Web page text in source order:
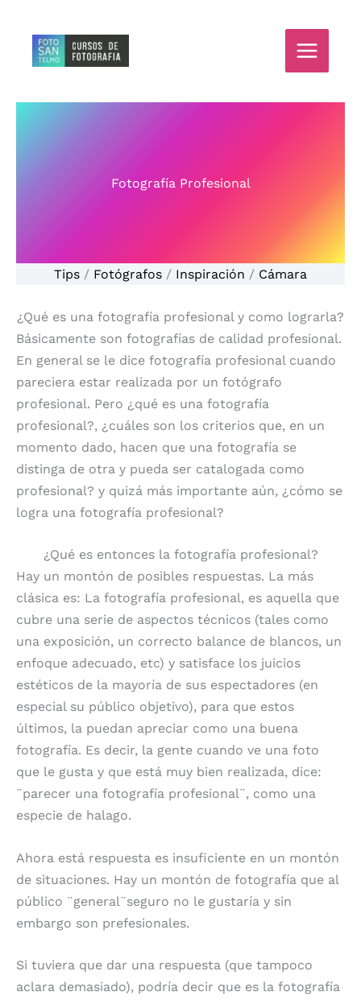
contenido
Fotografía Profesional
Tips / Fotógrafos / Inspiración / Cámara
¿Qué es una fotografía profesional y como lograrla?
Básicamente son fotografías de calidad profesional.
En general se le dice fotografía profesional cuando
pareciera estar realizada por un fotógrafo
profesional. Pero ¿qué es una fotografía
profesional?, ¿cuáles son los criterios que, en un
momento dado, hacen que una fotografía se
distinga de otra y pueda ser catalogada como
profesional? y quizá más importante aún, ¿cómo se
logra una fotografía profesional?
¿Qué es entonces la fotografía profesional?
Hay un montón de posibles respuestas. La más
clásica es: La fotografía profesional, es aquella que
cubre una serie de aspectos técnicos (tales como
una exposición, un correcto balance de blancos, un
enfoque adecuado, etc) y satisface los juicios
estéticos de la mayoría de sus espectadores (en
especial su público objetivo), para que estos
últimos, la puedan apreciar como una buena
fotografía. Es decir, la gente cuando ve una foto
que le gusta y que está muy bien realizada, dice:
¨parecer una fotografía profesional¨, como una
especie de halago.
Ahora está respuesta es insuficiente en un montón
de situaciones. Hay un montón de fotografía que al
público ¨general¨seguro no le gustaría y sin
embargo son prefesionales.
Si tuviera que dar una respuesta (que tampoco
aclara demasiado), podría decir que es la fotografía